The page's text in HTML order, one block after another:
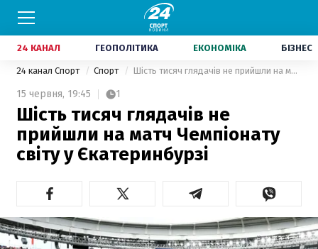
24 КАНАЛ ГЕОПОЛІТИКА ЕКОНОМІКА БІЗНЕС
24 канал Спорт Спорт Шість тисяч глядачів не прийшли на матч Чемпіонату світу у Єкатеринбурзі
15 червня, 19:45 1
Шість тисяч глядачів не
прийшли на матч Чемпіонату
світу у Єкатеринбурзі